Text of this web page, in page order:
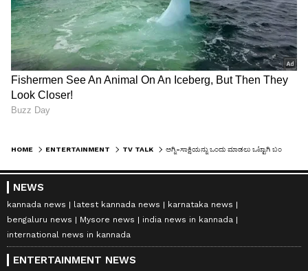
HOME ENTERTAINMENT TV TALK
NEWS
kannada news latest kannada news
karnataka news
bengaluru news
Mysore news
india news in kannada
international news in kannada
ENTERTAINMENT NEWS